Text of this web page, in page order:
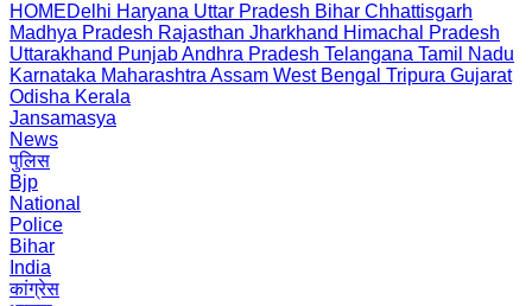
HOMEDelhi Haryana Uttar Pradesh Bihar Chhattisgarh
Madhya Pradesh Rajasthan Jharkhand Himachal Pradesh
Uttarakhand PunjabAndhra Pradesh Telangana Tamil Nadu
Karnataka Maharashtra Assam West Bengal Tripura Gujarat
Odisha Kerala
Jansamasya
News
पुलिस
Bjp
National
Police
Bihar
India
कांग्रेस